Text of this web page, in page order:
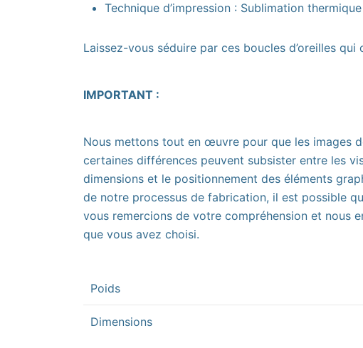
Technique d’impression : Sublimation thermique
Laissez-vous séduire par ces boucles d’oreilles
IMPORTANT :
Nous mettons tout en œuvre pour que les images
certaines différences peuvent subsister entre les
dimensions et le positionnement des éléments
de notre processus de fabrication, il est possible
vous remercions de votre compréhension et nous
que vous avez choisi.
Poids
Dimensions